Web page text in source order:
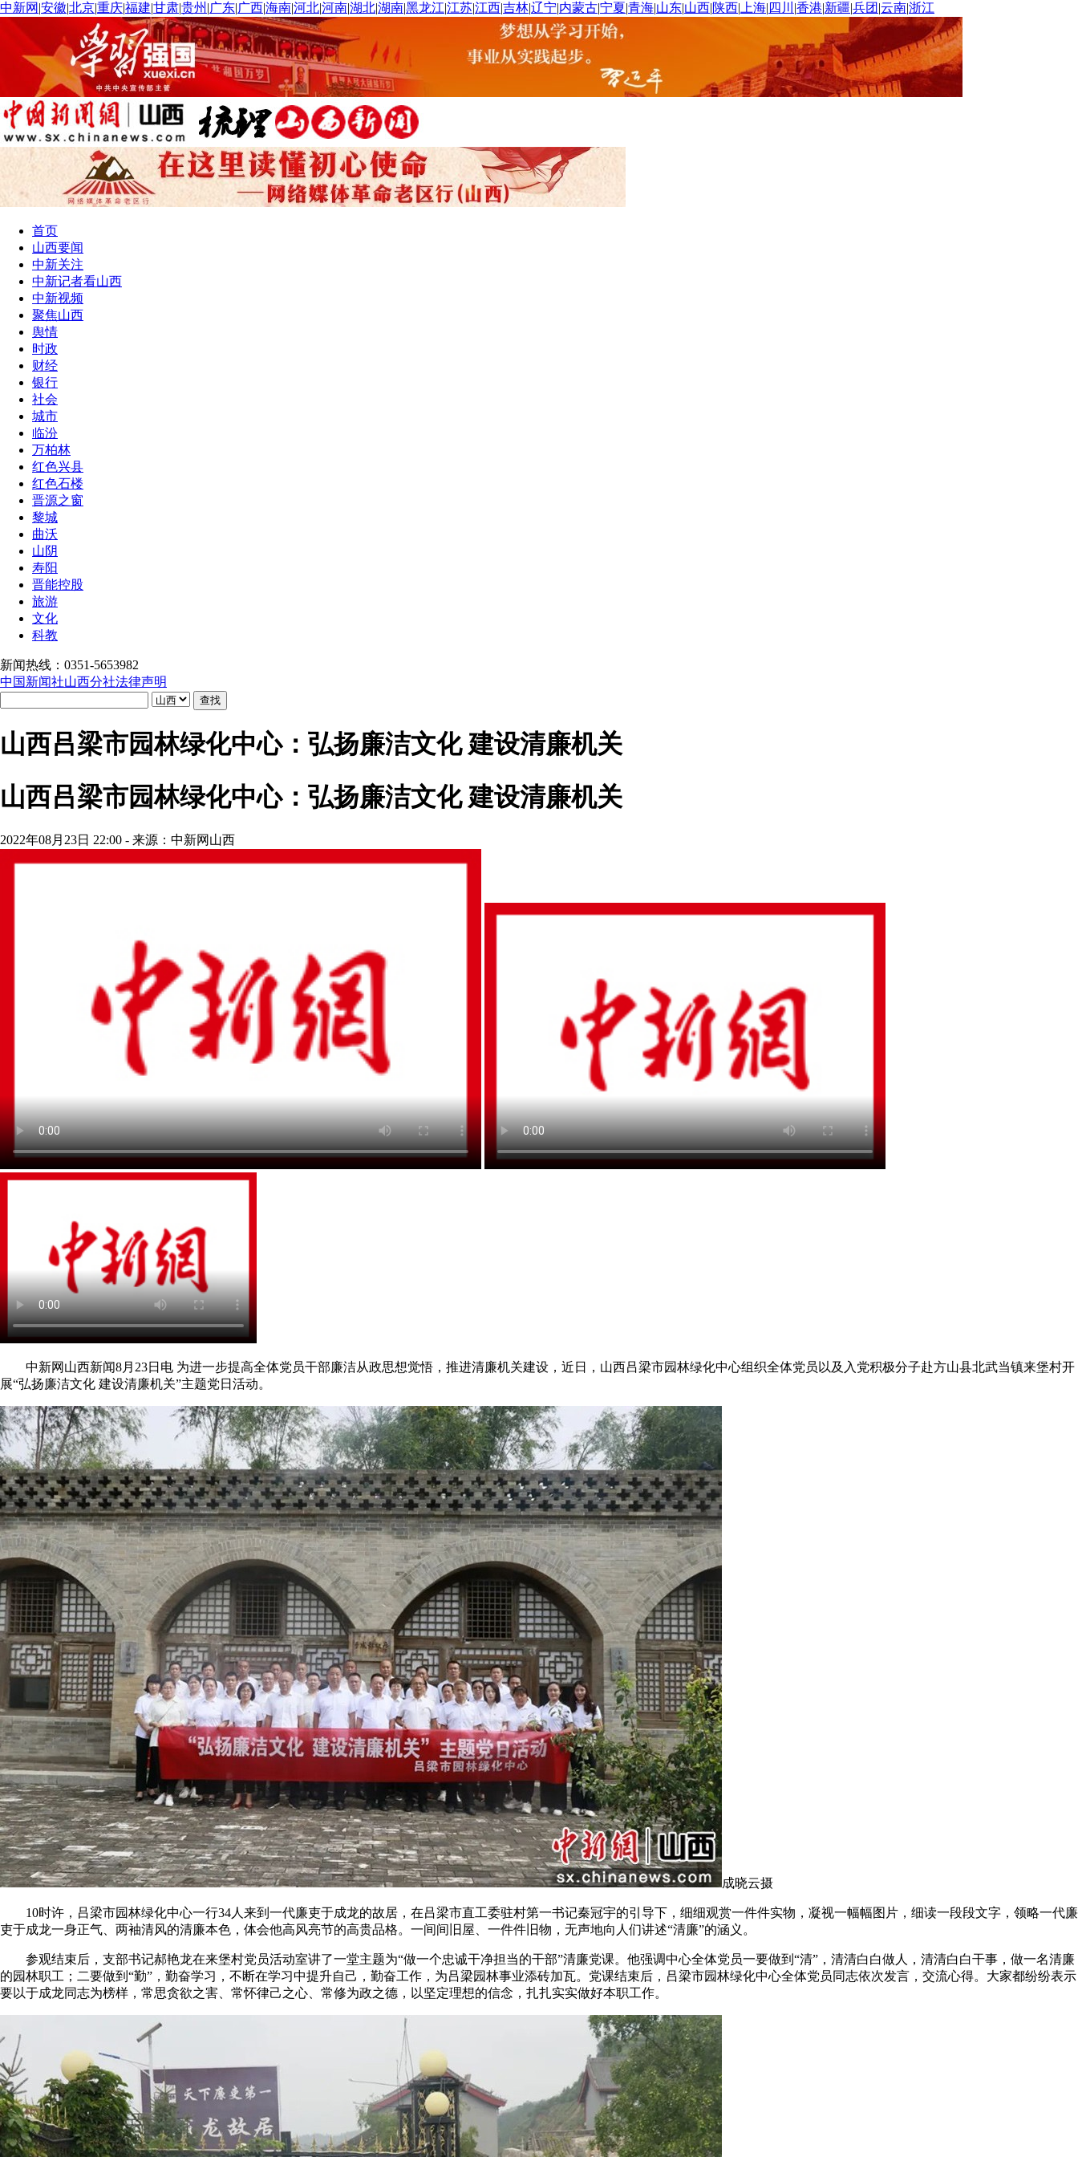
中新网 |安徽|北京|重庆|福建|甘肃|贵州 |广东|广西|海南|河北|河南|湖北|湖南|黑龙江|江苏|江西|吉林|辽宁|内蒙古|宁夏|青海|山东|山西|陕西| 上海| 四川 |香港|新疆|兵团 |云南|浙江
首页
山西要闻
中新关注
中新记者看山西
中新视频
聚焦山西
舆情
时政
财经
银行
社会
城市
临汾
万柏林
红色兴县
红色石楼
晋源之窗
黎城
曲沃
山阴
寿阳
晋能控股
旅游
文化
科教
新闻热线：0351-5653982
中国新闻社山西分社法律声明
山西吕梁市园林绿化中心：弘扬廉洁文化 建设清廉机关
山西吕梁市园林绿化中心：弘扬廉洁文化 建设清廉机关
2022年08月23日 22:00 - 来源：中新网山西
中新网山西新闻8月23日电 为进一步提高全体党员干部廉洁从政思想觉悟，推进清廉机关建设，近日，山西吕梁市园林绿化中心组织全体党员以及入党积极分子赴方山县北武当镇来堡村开
展“弘扬廉洁文化 建设清廉机关”主题党日活动。
成晓云摄
10时许，吕梁市园林绿化中心一行34人来到一代廉吏于成龙的故居，在吕梁市直工委驻村第一书记秦冠宇的引导下，细细观赏一件件实物，凝视一幅幅图片，细读一段段文字，领略一代廉
吏于成龙一身正气、两袖清风的清廉本色，体会他高风亮节的高贵品格。一间间旧屋、一件件旧物，无声地向人们讲述“清廉”的涵义。
参观结束后，支部书记郝艳龙在来堡村党员活动室讲了一堂主题为“做一个忠诚干净担当的干部”清廉党课。他强调中心全体党员一要做到“清”，清清白白做人，清清白白干事，做一名清廉
的园林职工；二要做到“勤”，勤奋学习，不断在学习中提升自己，勤奋工作，为吕梁园林事业添砖加瓦。党课结束后，吕梁市园林绿化中心全体党员同志依次发言，交流心得。大家都纷纷表示
要以于成龙同志为榜样，常思贪欲之害、常怀律己之心、常修为政之德，以坚定理想的信念，扎扎实实做好本职工作。